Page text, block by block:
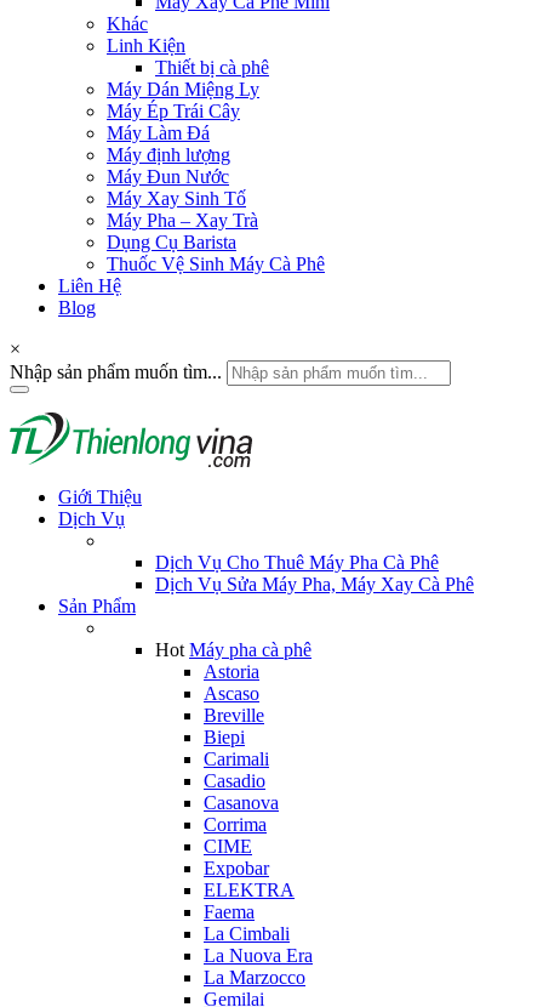
Khác
Linh Kiện
Thiết bị cà phê
Máy Dán Miệng Ly
Máy Ép Trái Cây
Máy Làm Đá
Máy định lượng
Máy Đun Nước
Máy Xay Sinh Tố
Máy Pha – Xay Trà
Dụng Cụ Barista
Thuốc Vệ Sinh Máy Cà Phê
Liên Hệ
Blog
×
Nhập sản phẩm muốn tìm...
Giới Thiệu
Dịch Vụ
Dịch Vụ Cho Thuê Máy Pha Cà Phê
Dịch Vụ Sửa Máy Pha, Máy Xay Cà Phê
Sản Phẩm
Hot Máy pha cà phê
Astoria
Ascaso
Breville
Biepi
Carimali
Casadio
Casanova
Corrima
CIME
Expobar
ELEKTRA
Faema
La Cimbali
La Nuova Era
La Marzocco
Gemilai